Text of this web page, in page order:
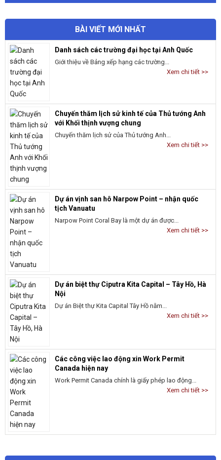
BÀI VIẾT MỚI NHẤT
Danh sách các trường đại học tại Anh Quốc
Giới thiệu về Bảng xếp hạng các trường...
Xem chi tiết >>
Chuyến thăm lịch sử kinh tế của Thủ tướng Anh
với Khối thịnh vượng chung
Chuyến thăm lịch sử của Thủ tướng Anh...
Xem chi tiết >>
Dự án vịnh san hô Narpow Point – nhận quốc
tịch Vanuatu
Narpow Point Coral Bay là một dự án được...
Xem chi tiết >>
Dự án biệt thự Ciputra Kita Capital – Tây Hồ, Hà
Nội
Dự án Biệt thự Kita Capital Tây Hồ nằm...
Xem chi tiết >>
Các công việc lao động xin Work Permit
Canada hiện nay
Work Permit Canada chính là giấy phép lao động...
Xem chi tiết >>